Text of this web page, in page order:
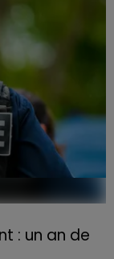
: un an de